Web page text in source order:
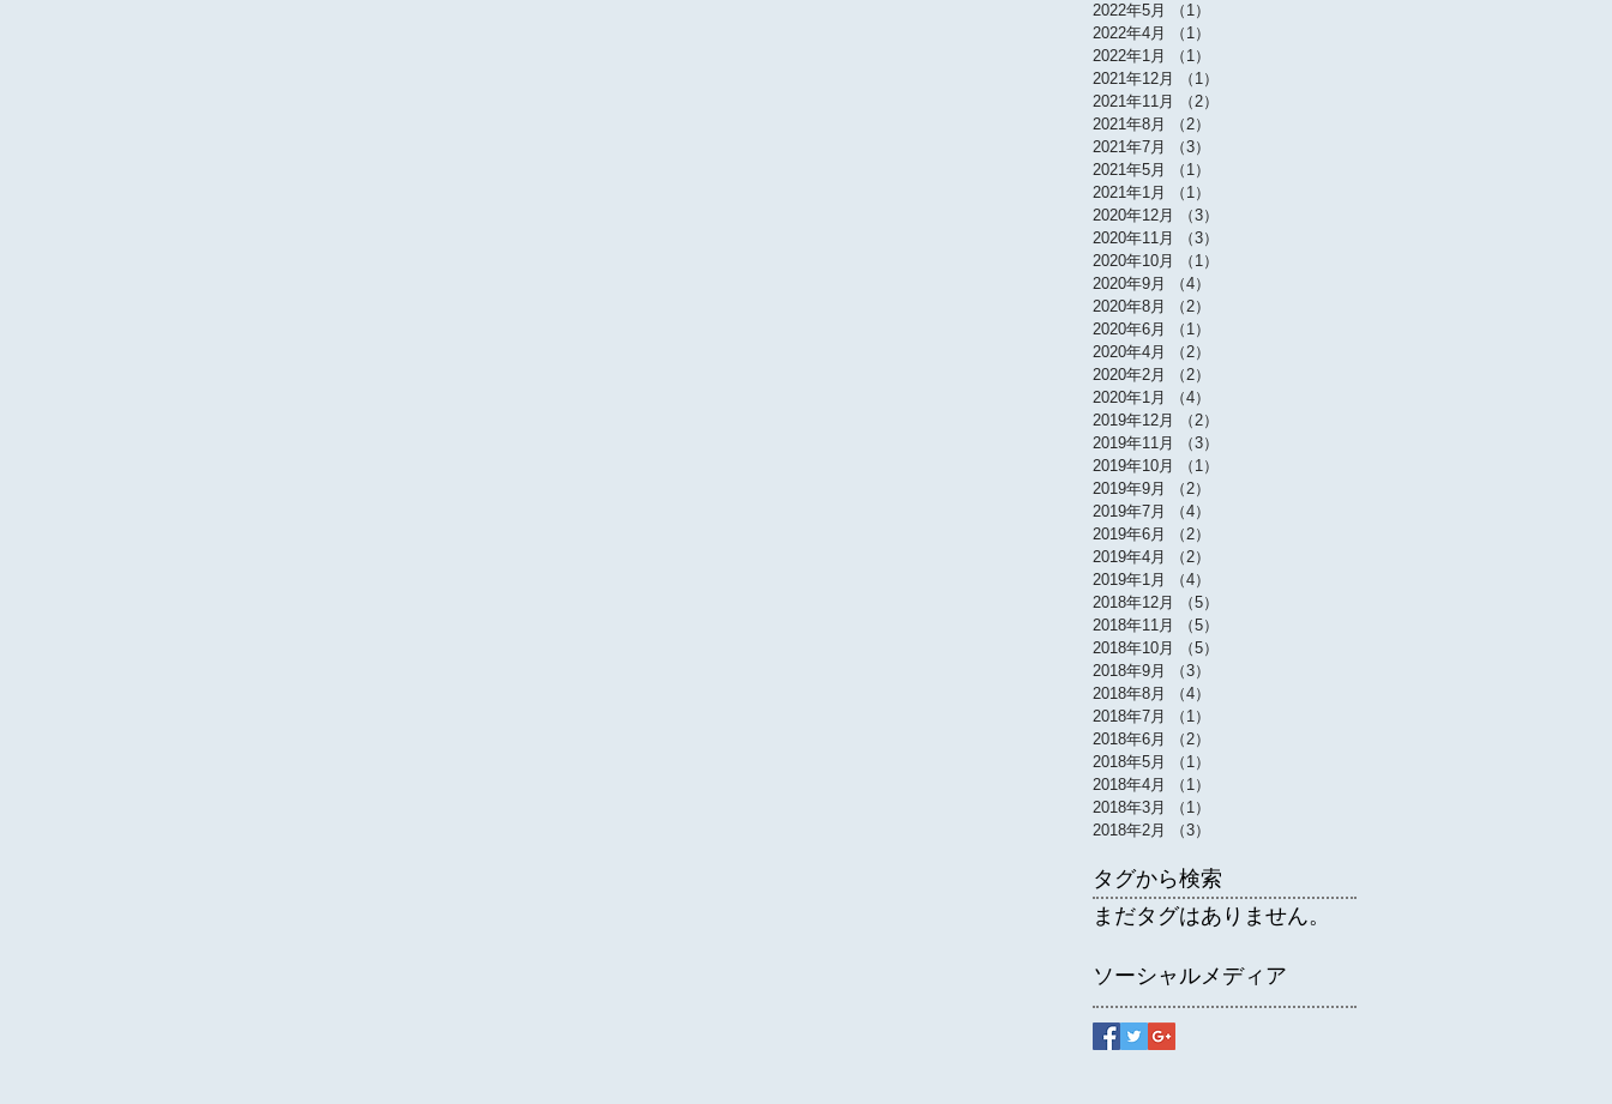
2022年5月
（1）
2022年4月
（1）
2022年1月
（1）
2021年12月
（1）
2021年11月
（2）
2021年8月
（2）
2021年7月
（3）
2021年5月
（1）
2021年1月
（1）
2020年12月
（3）
2020年11月
（3）
2020年10月
（1）
2020年9月
（4）
2020年8月
（2）
2020年6月
（1）
2020年4月
（2）
2020年2月
（2）
2020年1月
（4）
2019年12月
（2）
2019年11月
（3）
2019年10月
（1）
2019年9月
（2）
2019年7月
（4）
2019年6月
（2）
2019年4月
（2）
2019年1月
（4）
2018年12月
（5）
2018年11月
（5）
2018年10月
（5）
2018年9月
（3）
2018年8月
（4）
2018年7月
（1）
2018年6月
（2）
2018年5月
（1）
2018年4月
（1）
2018年3月
（1）
2018年2月
（3）
タグから検索
まだタグはありません。
ソーシャルメディア